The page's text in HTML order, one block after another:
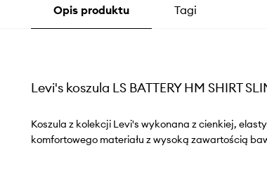
Opis produktu Tagi
Levi's koszula LS BATTERY HM SHIRT
Koszula z kolekcji Levi's wykonana z cienkiej,
komfortowego materiału z wysoką zawartością